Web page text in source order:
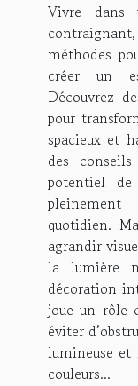
Vivre dans
méthodes
créer un
Découvrez
pour
spacieux et
des
potentiel
quotidien.
agrandir
la lumière
décoration
joue un rôle
éviter
lumineuse
couleurs...